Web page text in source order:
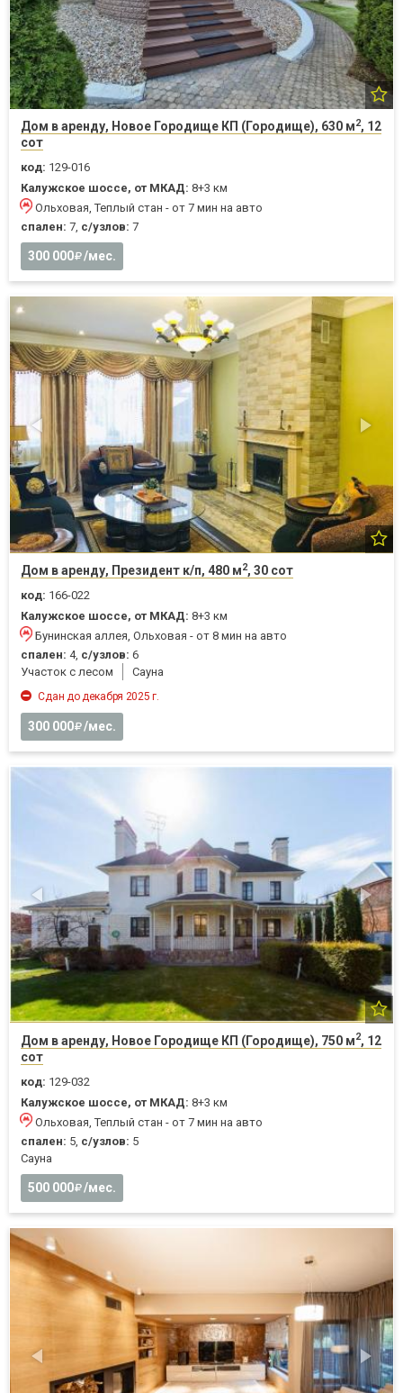
Дом в аренду, Новое Городище КП (Городище), 630 м2, 12
сот
код: 129-016
Калужское шоссе, от МКАД: 8+3 км
Ольховая, Теплый стан - от 7 мин на авто
спален: 7, с/узлов: 7
300 000 /мес.
Дом в аренду, Президент к/п, 480 м2, 30 сот
код: 166-022
Калужское шоссе, от МКАД: 8+3 км
Бунинская аллея, Ольховая - от 8 мин на авто
спален: 4, с/узлов: 6
Участок с лесом
Cауна
Сдан до декабря 2025 г.
300 000 /мес.
Дом в аренду, Новое Городище КП (Городище), 750 м2, 12
сот
код: 129-032
Калужское шоссе, от МКАД: 8+3 км
Ольховая, Теплый стан - от 7 мин на авто
спален: 5, с/узлов: 5
Cауна
500 000 /мес.